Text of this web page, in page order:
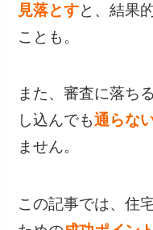
見落とすと、結果
ことも。
また、審査に落ち
し込んでも通らな
ません。
この記事では、住